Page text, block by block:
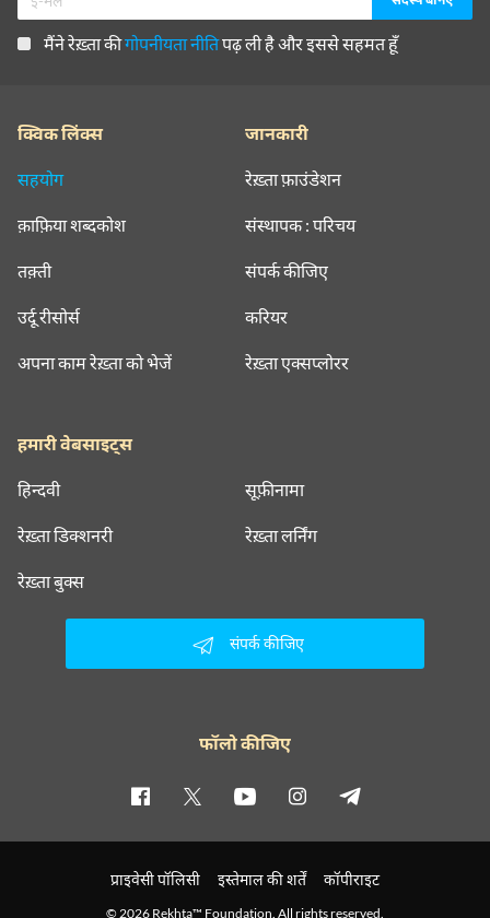
मैंने रेख़्ता कीगोपनीयता नीतिपढ़ ली है और इससे सहमत हूँ
क्विक लिंक्स
सहयोग
क़ाफ़िया शब्दकोश
तक़्ती
उर्दू रीसोर्स
अपना काम रेख़्ता को भेजें
जानकारी
रेख़्ता फ़ाउंडेशन
संस्थापक : परिचय
संपर्क कीजिए
करियर
रेख़्ता एक्सप्लोरर
हमारी वेबसाइट्स
हिन्दवी सूफ़ीनामा
रेख़्ता डिक्शनरी रेख़्ता लर्निंग
रेख़्ता बुक्स
संपर्क कीजिए
फॉलो कीजिए
प्राइवेसी पॉलिसी इस्तेमाल की शर्तें कॉपीराइट
© 2026 Rekhta™ Foundation. All rights reserved.